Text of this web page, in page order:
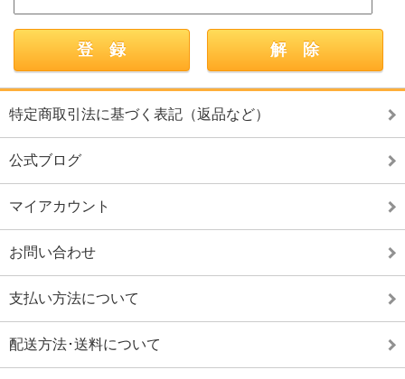
特定商取引法に基づく表記（返品など）
公式ブログ
マイアカウント
お問い合わせ
支払い方法について
配送方法･送料について